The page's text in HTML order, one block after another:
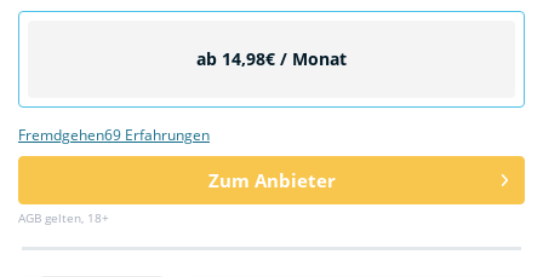
ab 14,98€ / Monat
Fremdgehen69 Erfahrungen
Zum Anbieter
AGB gelten, 18+